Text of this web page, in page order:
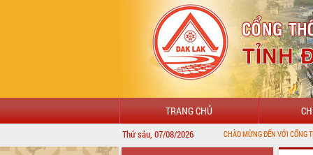
TRANG CHỦ
Thứ sáu, 07/08/2026